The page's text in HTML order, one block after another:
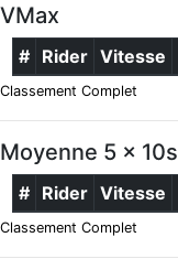
VMax
# Rider Vitesse
Classement Complet
Moyenne 5 x 10s
# Rider Vitesse
Classement Complet